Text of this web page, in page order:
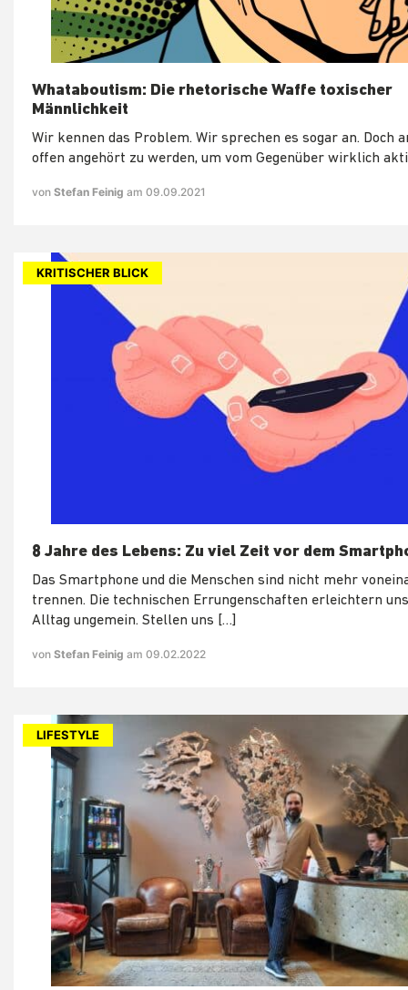
Whataboutism: Die rhetorische Waffe toxischer
Männlichkeit
Wir kennen das Problem. Wir sprechen es sogar an. Doch
offen angehört zu werden, um vom Gegenüber wirklich
von Stefan Feinig am 09.09.2021
KRITISCHER BLICK
8 Jahre des Lebens: Zu viel Zeit vor dem
Das Smartphone und die Menschen sind nicht mehr
trennen. Die technischen Errungenschaften erleichtern
Alltag ungemein. Stellen uns […]
von Stefan Feinig am 09.02.2022
LIFESTYLE